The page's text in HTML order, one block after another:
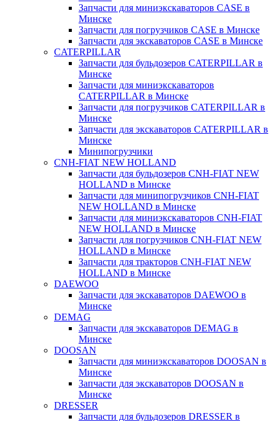
Запчасти для миниэкскаваторов CASE в
Минске
Запчасти для погрузчиков CASE в Минске
Запчасти для экскаваторов CASE в Минске
CATERPILLAR
Запчасти для бульдозеров CATERPILLAR в
Минске
Запчасти для миниэкскаваторов
CATERPILLAR в Минске
Запчасти для погрузчиков CATERPILLAR в
Минске
Запчасти для экскаваторов CATERPILLAR в
Минскe
Минипогрузчики
CNH-FIAT NEW HOLLAND
Запчасти для бульдозеров CNH-FIAT NEW
HOLLAND в Минске
Запчасти для минипогрузчиков CNH-FIAT
NEW HOLLAND в Минске
Запчасти для миниэкскаваторов CNH-FIAT
NEW HOLLAND в Минске
Запчасти для погрузчиков CNH-FIAT NEW
HOLLAND в Минске
Запчасти для тракторов CNH-FIAT NEW
HOLLAND в Минске
DAEWOO
Запчасти для экскаваторов DAEWOO в
Минске
DEMAG
Запчасти для экскаваторов DEMAG в
Минске
DOOSAN
Запчасти для миниэкскаваторов DOOSAN в
Минске
Запчасти для экскаваторов DOOSAN в
Минске
DRESSER
Запчасти для бульдозеров DRESSER в